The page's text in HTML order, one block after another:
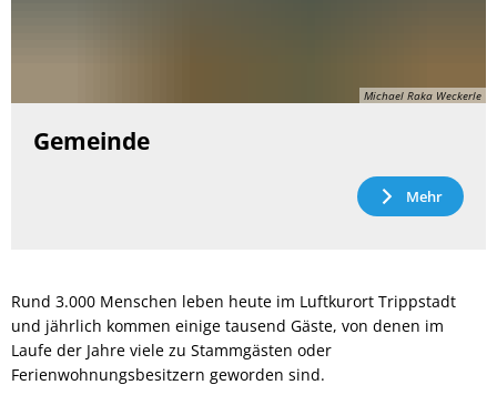
Michael Raka Weckerle
Gemeinde
Mehr
Rund 3.000 Menschen leben heute im Luftkurort Trippstadt
und jährlich kommen einige tausend Gäste, von denen im
Laufe der Jahre viele zu Stammgästen oder
Ferienwohnungsbesitzern geworden sind.